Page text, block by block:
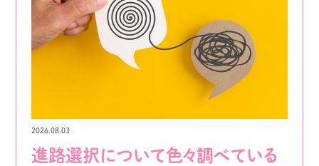
2026.08.03
進路選択について色々調べている